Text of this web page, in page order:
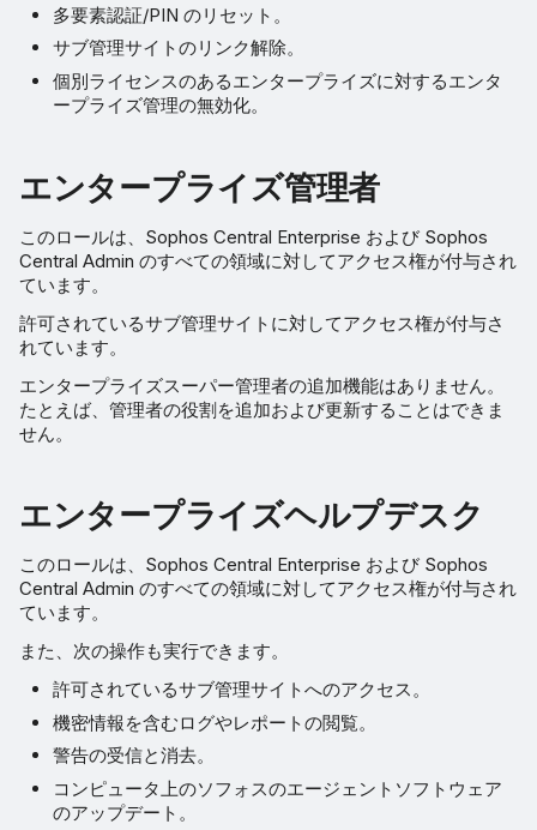
多要素認証/PIN のリセット。
サブ管理サイトのリンク解除。
個別ライセンスのあるエンタープライズに対するエンタ
ープライズ管理の無効化。
エンタープライズ管理者
このロールは、Sophos Central Enterprise および Sophos
Central Admin のすべての領域に対してアクセス権が付与され
ています。
許可されているサブ管理サイトに対してアクセス権が付与さ
れています。
エンタープライズスーパー管理者の追加機能はありません。
たとえば、管理者の役割を追加および更新することはできま
せん。
エンタープライズヘルプデスク
このロールは、Sophos Central Enterprise および Sophos
Central Admin のすべての領域に対してアクセス権が付与され
ています。
また、次の操作も実行できます。
許可されているサブ管理サイトへのアクセス。
機密情報を含むログやレポートの閲覧。
警告の受信と消去。
コンピュータ上のソフォスのエージェントソフトウェア
のアップデート。